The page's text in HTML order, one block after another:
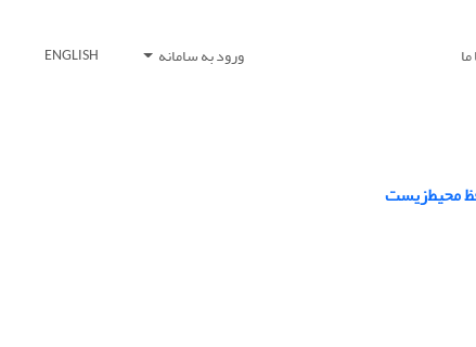
ورود به سامانه ENGLISH
محیط‌زیست